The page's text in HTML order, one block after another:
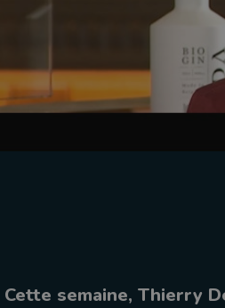
Cette semaine, Thierry